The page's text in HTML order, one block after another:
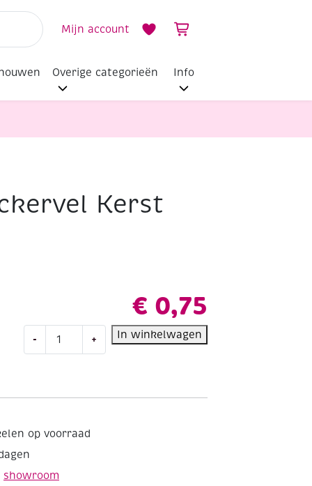
Mijn account
Overige categorieën Info
Kerst
€ 0,75
-
Stickervel
+ In winkelwagen
op voorraad
showroom